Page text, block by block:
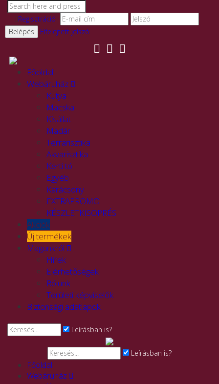
Regisztráció
Elfelejtett jelszó
Főoldal
Webáruház
Kutya
Macska
Kisállat
Madár
Terrarisztika
Akvarisztika
Kerti tó
Egyéb
Karácsony
EXTRAPROMO
KÉSZLETKISÖPRÉS
Akciók
Új termékek
Magunkról
Hírek
Elérhetőségek
Rólunk
Területi képviselők
Biztonsági adatlapok
Leírásban is?
Leírásban is?
Főoldal
Webáruház